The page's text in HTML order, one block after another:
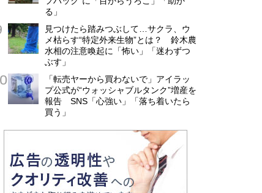
る」
見つけたら踏みつぶして…サクラ、ウ
メ枯らす“特定外来生物”とは？ 鈴木農
水相の注意喚起に「怖い」「迷わずつ
ぶす」
「転売ヤーから買わないで」アイラッ
プ公式が“ウォッシャブルタンク”増産を
報告 SNS「心強い」「落ち着いたら
買う」